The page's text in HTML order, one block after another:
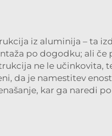
iz aluminija – ta
po dogodku; ali če
ne le učinkovita,
da je namestitev
kar ga naredi